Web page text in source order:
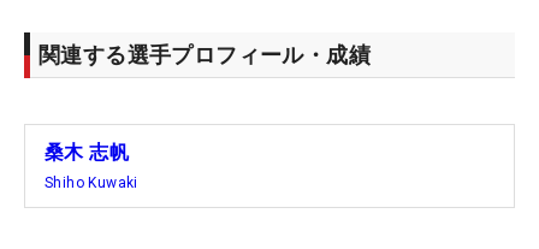
てくれるので好きです」。シャープな見た目ながら
際のグリーン攻略には欠かせなかった。
桑木といえばショット巧者のイメージが強い。パー
関連する選手プロフィール・成績
桑木 志帆
Shiho Kuwaki